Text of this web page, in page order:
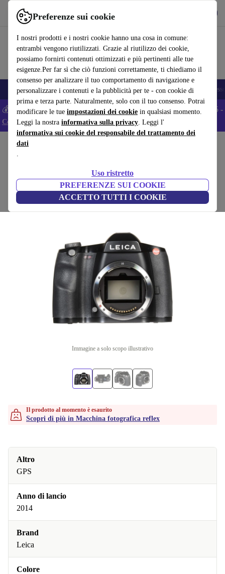
Preferenze sui cookie
I nostri prodotti e i nostri cookie hanno una cosa in comune:
entrambi vengono riutilizzati. Grazie al riutilizzo dei cookie,
possiamo fornirti contenuti ottimizzati e più pertinenti alle tue
esigenze.Per far sì che ciò funzioni correttamente, ti chiediamo il
consenso per analizzare il tuo comportamento di navigazione e
personalizzare i contenuti e la pubblicità per te - con cookie di
prima e terza parte. Naturalmente, solo con il tuo consenso. Potrai
modificare le tue impostazioni dei cookie in qualsiasi momento.
Leggi la nostra informativa sulla privacy. Leggi l'
informativa sui cookie del responsabile del trattamento dei
dati
.
Uso ristretto
PREFERENZE SUI COOKIE
ACCETTO TUTTI I COOKIE
Usa refurbed in modo rapido e semplice
🎒 Back to school Smartphone Portatili Tablet Smartwatch
💰 Extra -5% su tutti gli smartphone Android - Codice: ANDROID5 -
Condizioni
Home
Nero
(Raccolta recensioni)
Immagine a solo scopo illustrativo
Il prodotto al momento è esaurito
Scopri di più in Macchina fotografica reflex
Altro
GPS
Anno di lancio
2014
Brand
Leica
Colore